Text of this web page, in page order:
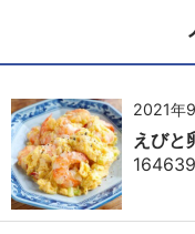
2021年9
えびと